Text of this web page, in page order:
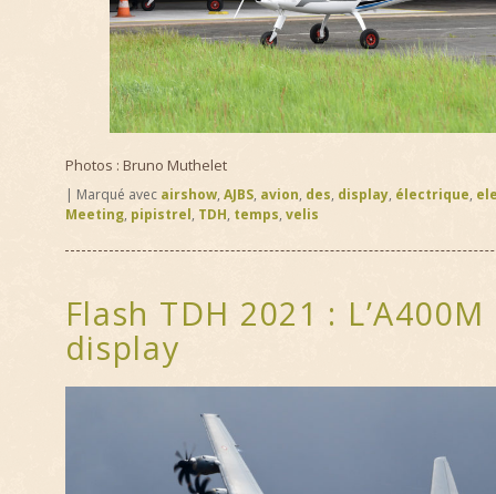
Photos : Bruno Muthelet
| Marqué avec airshow, AJBS, avion, des, display, électrique,
Meeting, pipistrel, TDH, temps, velis
Flash TDH 2021 :
display